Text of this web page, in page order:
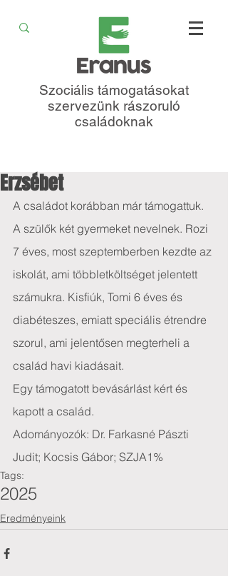
Szociális támogatásokat
szervezünk rászoruló
családoknak
Erzsébet
A családot korábban már támogattuk.
A szülők két gyermeket nevelnek. Rozi
7 éves, most szeptemberben kezdte az
iskolát, ami többletköltséget jelentett
számukra. Kisfiúk, Tomi 6 éves és
diabéteszes, emiatt speciális étrendre
szorul, ami jelentősen megterheli a
család havi kiadásait.
Egy támogatott bevásárlást kért és
kapott a család.
Adományozók: Dr. Farkasné Pászti
Judit; Kocsis Gábor; SZJA1%
Tags:
2025
Eredményeink